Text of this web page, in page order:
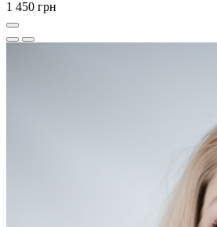
1 450 грн